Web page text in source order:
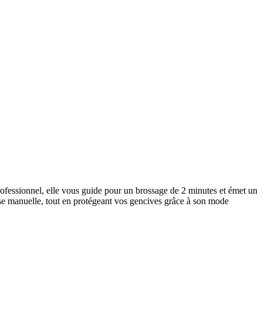
elle vous guide pour un brossage de 2 minutes et émet un
manuelle, tout en protégeant vos gencives grâce à son mode